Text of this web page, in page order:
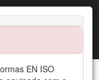
EN ISO